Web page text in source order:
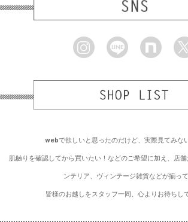
webで欲しいと思ったのだけど、実際見てみな
肌触りを確認してから買いたい！などのご希望に加え、店
ンテリア、ヴィンテージ雑貨などが揃っ
皆様のお越しをスタッフ一同、心よりお待ちし